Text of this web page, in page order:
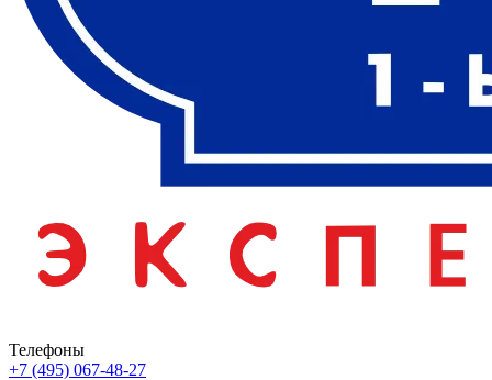
Телефоны
+7 (495) 067-48-27